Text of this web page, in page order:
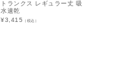
トランクス レギュラー丈 吸
水速乾
¥3,415 （税込）